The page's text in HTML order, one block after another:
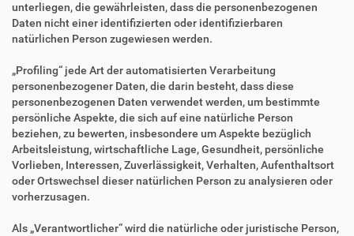
unterliegen, die gewährleisten, dass die personenbezogenen
Daten nicht einer identifizierten oder identifizierbaren
natürlichen Person zugewiesen werden.
„Profiling“ jede Art der automatisierten Verarbeitung
personenbezogener Daten, die darin besteht, dass diese
personenbezogenen Daten verwendet werden, um bestimmte
persönliche Aspekte, die sich auf eine natürliche Person
beziehen, zu bewerten, insbesondere um Aspekte bezüglich
Arbeitsleistung, wirtschaftliche Lage, Gesundheit, persönliche
Vorlieben, Interessen, Zuverlässigkeit, Verhalten, Aufenthaltsort
oder Ortswechsel dieser natürlichen Person zu analysieren oder
vorherzusagen.
Als „Verantwortlicher“ wird die natürliche oder juristische Person,